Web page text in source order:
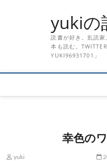
yukiの
読書が好き。乱読
本も読む。
YUKI96931701」
幸色の
yuki